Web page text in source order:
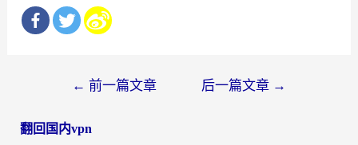
导
← 前一篇文章 后一篇文章 →
翻回国内vpn